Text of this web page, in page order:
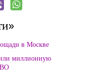
в Москве
миллионную